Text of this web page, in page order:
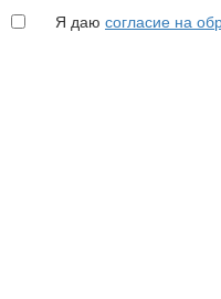
Я даю согласие на